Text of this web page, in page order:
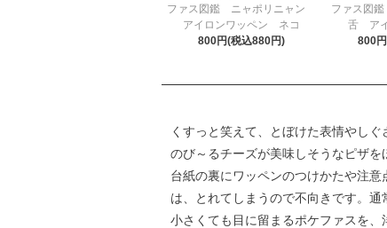
ファス図鑑 ニャポリニャン
アイロンワッペン ネコ
800円(税込880円)
ファス図
舌 ア
800
くすっと笑えて、とぼけた表情やしぐ
のび～るチーズが美味しそうなピザを
台紙の裏にワッペンのつけかたや注
は、とれてしまうので不向きです。通
小さくても目に留まるポケファスを